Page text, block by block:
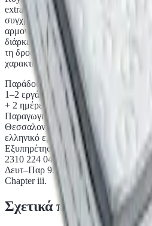
extra μαλακό στρώμα με μεγάλη
συγχρόνως υψηλή ανατομικότητα,
αρμονική συμπεριφορά του Latex με
διάρκεια του ύπνου, με έμφαση στο
τη δροσερή αίσθηση. Μια αξιόπιστη
χαρακτηριστικά.
Παράδοση
1–2 εργάσιμες
+ 2 ημέρες με κούριερ
Παραγωγή
Θεσσαλονίκη
ελληνικό εργαστήριο
Εξυπηρέτηση
2310 224 049
Δευτ–Παρ 9:00–15:00
Chapter iii.
Σχετικά προϊόντα